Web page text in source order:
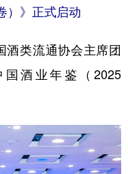
）》正式启动
酒类流通协会主席团
酒业年鉴（2025